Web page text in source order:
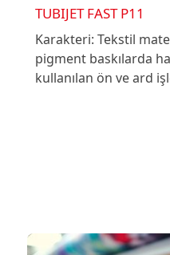
TUBIJET FAST P11
Karakteri: Tekstil
pigment baskılarda
kullanılan ön ve ard